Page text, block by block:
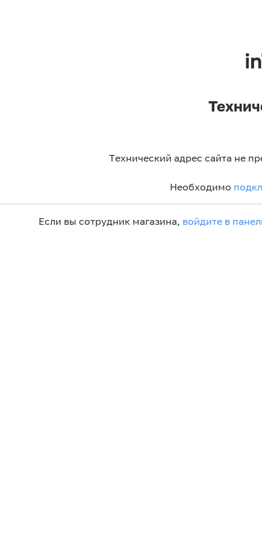
Технический адрес сайта не
Необходимо
Если вы сотрудник магазина, войдите в